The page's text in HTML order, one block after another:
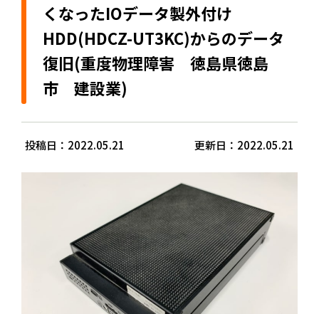
くなったIOデータ製外付け
HDD(HDCZ-UT3KC)からのデータ
復旧(重度物理障害 徳島県徳島
市 建設業)
投稿日：2022.05.21 更新日：2022.05.21